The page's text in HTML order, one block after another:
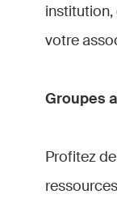
institution,
votre
Groupes
Profitez